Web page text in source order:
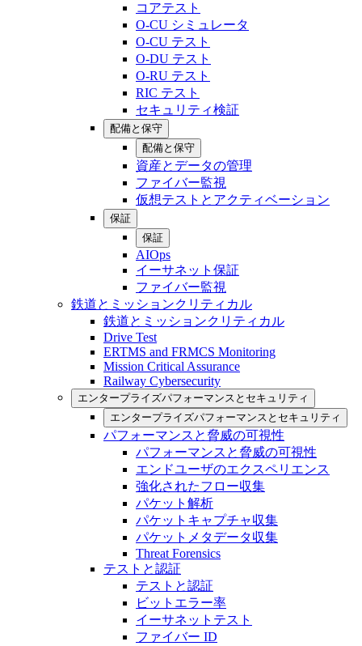
コアテスト
O-CU シミュレータ
O-CU テスト
O-DU テスト
O-RU テスト
RIC テスト
セキュリティ検証
配備と保守
配備と保守
資産とデータの管理
ファイバー監視
仮想テストとアクティベーション
保証
保証
AIOps
イーサネット保証
ファイバー監視
鉄道とミッションクリティカル
鉄道とミッションクリティカル
Drive Test
ERTMS and FRMCS Monitoring
Mission Critical Assurance
Railway Cybersecurity
エンタープライズパフォーマンスとセキュリティ
エンタープライズパフォーマンスとセキュリティ
パフォーマンスと脅威の可視性
パフォーマンスと脅威の可視性
エンドユーザのエクスペリエンス
強化されたフロー収集
パケット解析
パケットキャプチャ収集
パケットメタデータ収集
Threat Forensics
テストと認証
テストと認証
ビットエラー率
イーサネットテスト
ファイバー ID